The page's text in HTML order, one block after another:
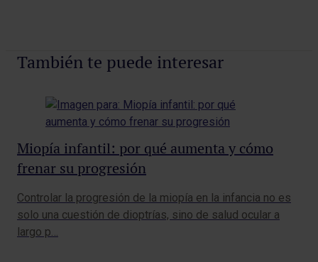
También te puede interesar
Miopía infantil: por qué aumenta y cómo
frenar su progresión
Controlar la progresión de la miopía en la infancia no es
solo una cuestión de dioptrías, sino de salud ocular a
largo p…